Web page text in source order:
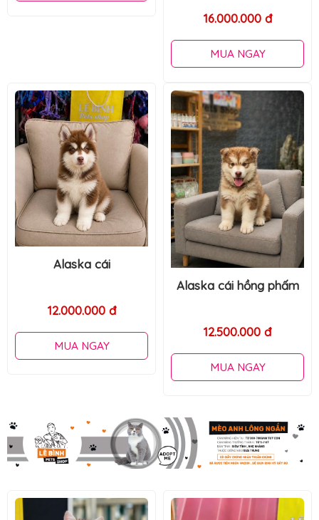
MUA NGAY
12.500.000 đ
Alaska đen cái
14.000.000 đ
MUA NGAY